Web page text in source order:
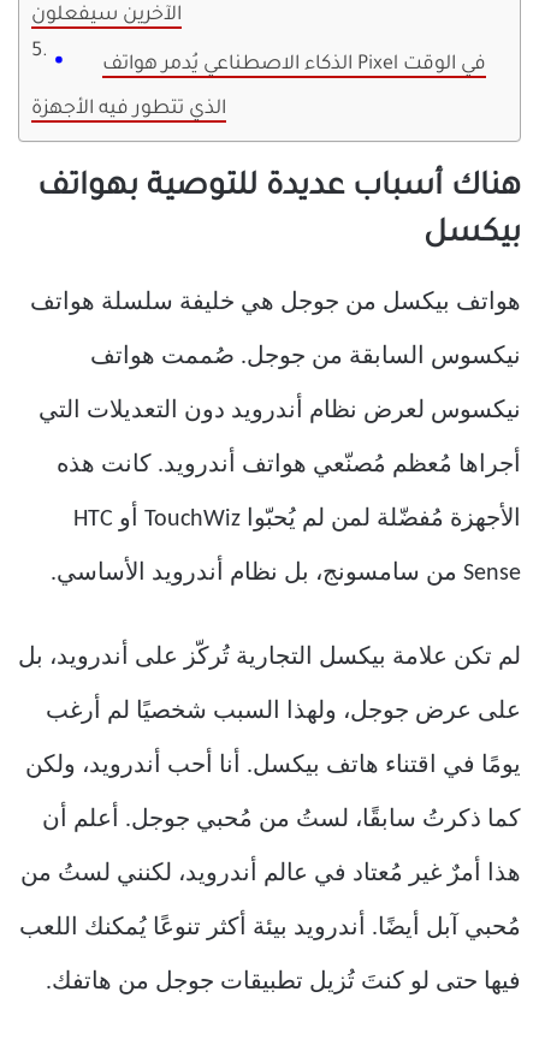
الآخرين سيفعلون
الذكاء الاصطناعي يُدمر هواتف Pixel في الوقت
الذي تتطور فيه الأجهزة
هناك أسباب عديدة للتوصية بهواتف
بيكسل
هواتف بيكسل من جوجل هي خليفة سلسلة هواتف
نيكسوس السابقة من جوجل. صُممت هواتف
نيكسوس لعرض نظام أندرويد دون التعديلات التي
أجراها مُعظم مُصنّعي هواتف أندرويد. كانت هذه
الأجهزة مُفضّلة لمن لم يُحبّوا TouchWiz أو HTC
Sense من سامسونج، بل نظام أندرويد الأساسي.
لم تكن علامة بيكسل التجارية تُركّز على أندرويد، بل
على عرض جوجل، ولهذا السبب شخصيًا لم أرغب
يومًا في اقتناء هاتف بيكسل. أنا أحب أندرويد، ولكن
كما ذكرتُ سابقًا، لستُ من مُحبي جوجل. أعلم أن
هذا أمرٌ غير مُعتاد في عالم أندرويد، لكنني لستُ من
مُحبي آبل أيضًا. أندرويد بيئة أكثر تنوعًا يُمكنك اللعب
فيها حتى لو كنتَ تُزيل تطبيقات جوجل من هاتفك.